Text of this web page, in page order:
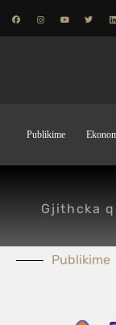
Publikime
Gjithcka
Publikime